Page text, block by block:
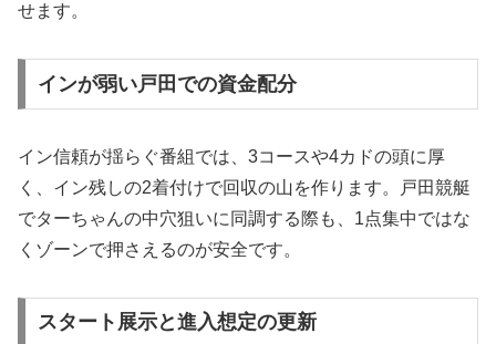
せます。
インが弱い戸田での資金配分
イン信頼が揺らぐ番組では、3コースや4カドの頭に厚
く、イン残しの2着付けで回収の山を作ります。戸田競艇
でターちゃんの中穴狙いに同調する際も、1点集中ではな
くゾーンで押さえるのが安全です。
スタート展示と進入想定の更新